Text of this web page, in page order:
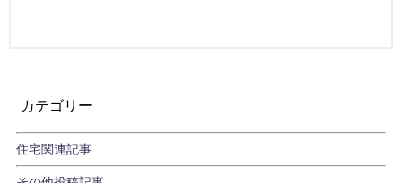
カテゴリー
住宅関連記事